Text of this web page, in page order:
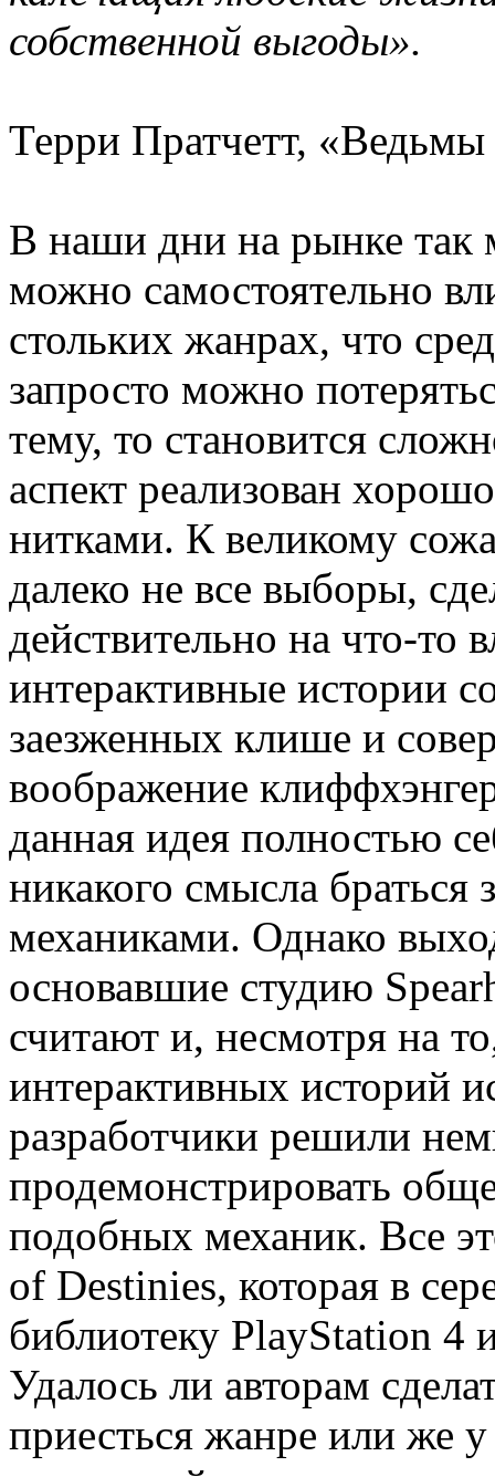
собственной выгоды».
Терри Пратчетт, «Ведьмы
В наши дни на рынке так
можно самостоятельно
стольких жанрах, что
запросто можно
тему, то становится
аспект реализован
нитками. К великому
далеко не все выборы,
действительно на что-то
интерактивные истории
заезженных клише и
воображение
данная идея полностью
никакого смысла
механиками. Однако
основавшие студию
считают и, несмотря на
интерактивных историй
разработчики решили
продемонстрировать
подобных механик. Все
of Destinies, которая в
библиотеку PlayStation 4
Удалось ли авторам
приесться жанре или же